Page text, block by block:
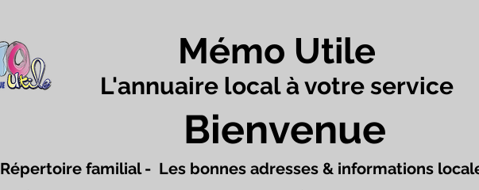
Mémo Utile
L'annuaire local à votre service
Bienvenue
Répertoire familial - Les bonnes adresses & informations